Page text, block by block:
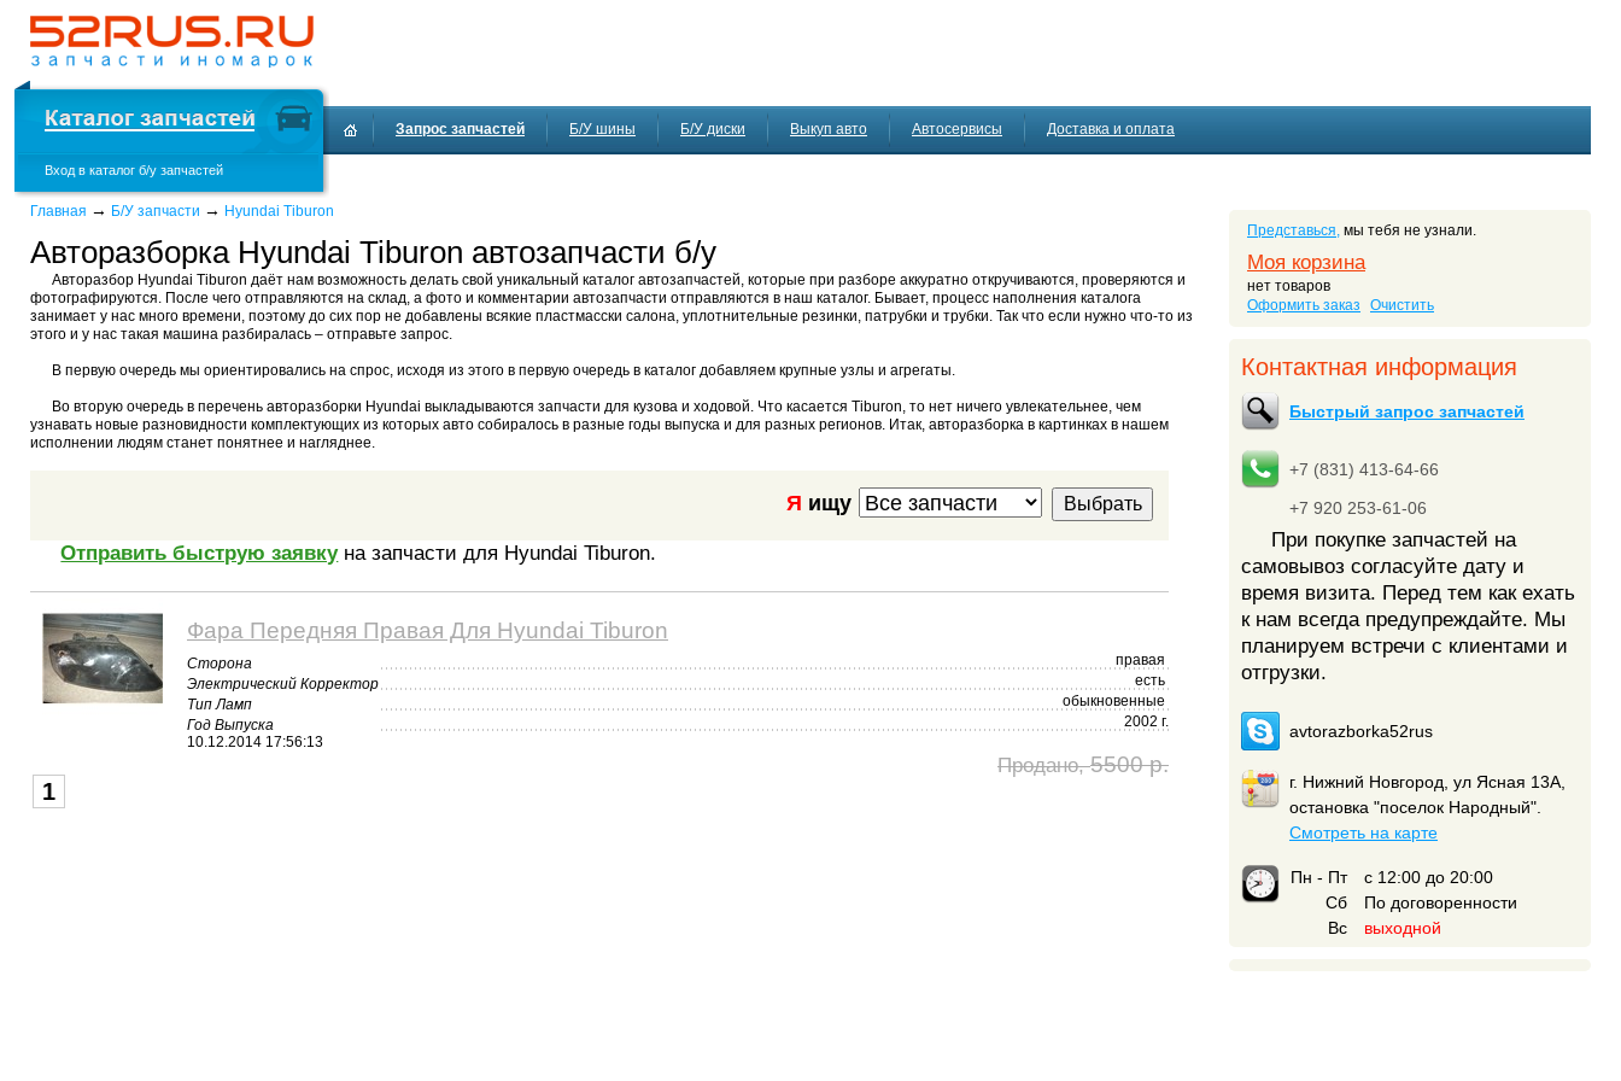
Вход в каталог б/у запчастей
Запрос запчастей Б/У шины Б/У диски Выкуп авто Автосервисы Доставка и оплата
Представься, мы тебя не узнали.
Моя корзина
нет товаров
Оформить заказ
Очистить
Контактная информация
Быстрый запрос запчастей
+7 (831) 413-64-66
+7 920 253-61-06
При покупке запчастей на
самовывоз согласуйте дату и
время визита. Перед тем как ехать
к нам всегда предупреждайте. Мы
планируем встречи с клиентами и
отгрузки.
avtorazborka52rus
г. Нижний Новгород, ул Ясная 13А,
остановка "поселок Народный".
Смотреть на карте
Пн - Пт
с 12:00 до 20:00
Сб
По договоренности
Вс
выходной
Главная → Б/У запчасти → Hyundai Tiburon
Авторазборка Hyundai Tiburon автозапчасти б/у
Авторазбор Hyundai Tiburon даёт нам возможность делать свой уникальный каталог автозапчастей, которые при разборе аккуратно откручиваются, проверяются и
фотографируются. После чего отправляются на склад, а фото и комментарии автозапчасти отправляются в наш каталог. Бывает, процесс наполнения каталога
занимает у нас много времени, поэтому до сих пор не добавлены всякие пластмасски салона, уплотнительные резинки, патрубки и трубки. Так что если нужно что-то из
этого и у нас такая машина разбиралась – отправьте запрос.
В первую очередь мы ориентировались на спрос, исходя из этого в первую очередь в каталог добавляем крупные узлы и агрегаты.
Во вторую очередь в перечень авторазборки Hyundai выкладываются запчасти для кузова и ходовой. Что касается Tiburon, то нет ничего увлекательнее, чем
узнавать новые разновидности комплектующих из которых авто собиралось в разные годы выпуска и для разных регионов. Итак, авторазборка в картинках в нашем
исполнении людям станет понятнее и нагляднее.
Я ищу
Отправить быструю заявкуна запчасти для Hyundai Tiburon.
Фара Передняя Правая Для Hyundai Tiburon
Сторона
правая
Электрический Корректор
есть
Тип Ламп
обыкновенные
Год Выпуска
2002 г.
10.12.2014 17:56:13
Продано,5500 р.
1